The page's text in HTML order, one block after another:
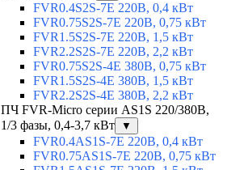
FVR0.4S2S-7E 220В, 0,4 кВт
FVR0.75S2S-7E 220В, 0,75 кВт
FVR1.5S2S-7E 220В, 1,5 кВт
FVR2.2S2S-7E 220В, 2,2 кВт
FVR0.75S2S-4E 380В, 0,75 кВт
FVR1.5S2S-4E 380В, 1,5 кВт
FVR2.2S2S-4E 380В, 2,2 кВт
ПЧ FVR-Micro серии AS1S 220/380В,
1/3 фазы, 0,4-3,7 кВт
▼
FVR0.4AS1S-7E 220В, 0,4 кВт
FVR0.75AS1S-7E 220В, 0,75 кВт